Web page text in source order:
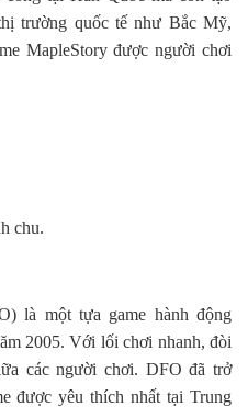
trường quốc tế như Bắc Mỹ,
MapleStory được người chơi
chu.
là một tựa game hành động
2005. Với lối chơi nhanh, đòi
các người chơi. DFO đã trở
được yêu thích nhất tại Trung